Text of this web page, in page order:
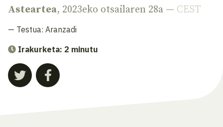
Asteartea, 2023eko otsailaren 28a — CEST
— Testua: Aranzadi
Irakurketa: 2 minutu